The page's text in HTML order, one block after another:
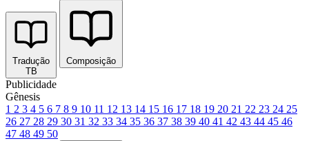
Tradução
TB
Composição
Publicidade
Gênesis
1 2 3 4 5 6 7 8 9 10 11 12 13 14 15 16 17 18 19 20 21 22 23 24 25
26 27 28 29 30 31 32 33 34 35 36 37 38 39 40 41 42 43 44 45 46
47 48 49 50